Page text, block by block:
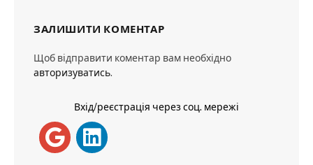
ЗАЛИШИТИ КОМЕНТАР
Щоб відправити коментар вам необхідно
авторизуватись.
Вхід/реєстрація через соц. мережі